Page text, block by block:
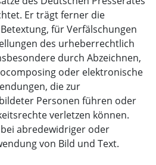
Er trägt ferner die
für Verfälschungen
des urheberrechtlich
durch Abzeichnen,
oder elektronische
die zur
Personen führen oder
verletzen können.
abredewidriger oder
von Bild und Text.